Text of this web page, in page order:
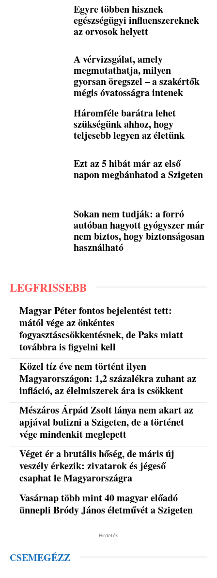
Egyre többen hisznek
egészségügyi influenszereknek
az orvosok helyett
A vérvizsgálat, amely
megmutathatja, milyen
gyorsan öregszel – a szakértők
mégis óvatosságra intenek
Háromféle barátra lehet
szükségünk ahhoz, hogy
teljesebb legyen az életünk
Ezt az 5 hibát már az első
napon megbánhatod a Szigeten
Sokan nem tudják: a forró
autóban hagyott gyógyszer már
nem biztos, hogy biztonságosan
használható
LEGFRISSEBB
Magyar Péter fontos bejelentést tett:
mától vége az önkéntes
fogyasztáscsökkentésnek, de Paks miatt
továbbra is figyelni kell
Közel tíz éve nem történt ilyen
Magyarországon: 1,2 százalékra zuhant az
infláció, az élelmiszerek ára is csökkent
Mészáros Árpád Zsolt lánya nem akart az
apjával bulizni a Szigeten, de a történet
vége mindenkit meglepett
Véget ér a brutális hőség, de máris új
veszély érkezik: zivatarok és jégeső
csaphat le Magyarországra
Vasárnap több mint 40 magyar előadó
ünnepli Bródy János életművét a Szigeten
Hirdetés
CSEMEGÉZZ